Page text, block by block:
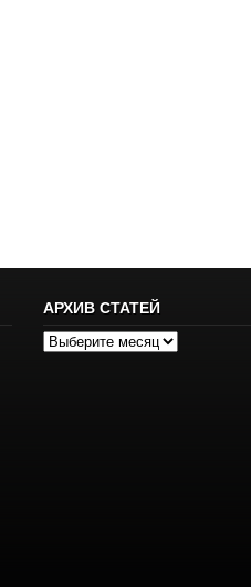
АРХИВ СТАТЕЙ
Архив